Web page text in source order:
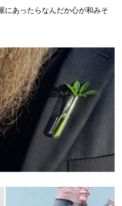
にあったらなんだか心が和みそ